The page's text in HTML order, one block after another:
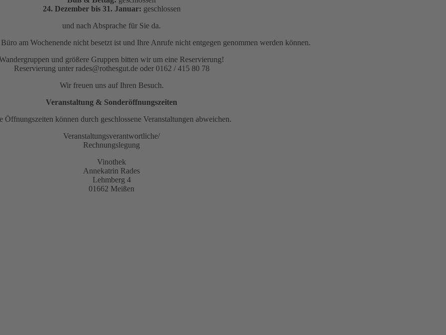
24. Dezember bis 31. Januar: geschlossen
und nach Absprache für Sie da.
Büro am Wochenende nicht besetzt ist und Ihre Anrufe nicht entgegen genommen werden können.
und größere Gruppen bitten wir um eine Reservierung!
Reservierung unter rades@rothesgut.de oder 0162 / 415 80 78
Wir freuen uns auf Ihren Besuch.
Veranstaltung & Sonderöffnungszeiten
Öffnungszeiten können durch geschlossene Veranstaltungen abweichen.
Veranstaltungsverantwortliche/
Rechnungslegung
Vinothek
Annekatrin Rades
Lehmberg 4
01662 Meißen